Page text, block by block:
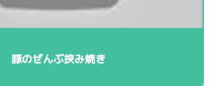
豚のぜんぶ挟み焼き